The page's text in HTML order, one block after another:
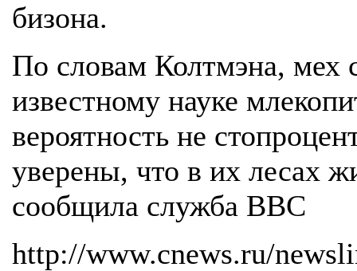
бизона.
По словам Колтмэна, мех
известному науке
вероятность не
уверены, что в их лесах
сообщила служба ВВС
http://www.cnews.ru/